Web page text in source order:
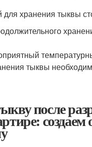
для хранения тыквы
тыквы
после